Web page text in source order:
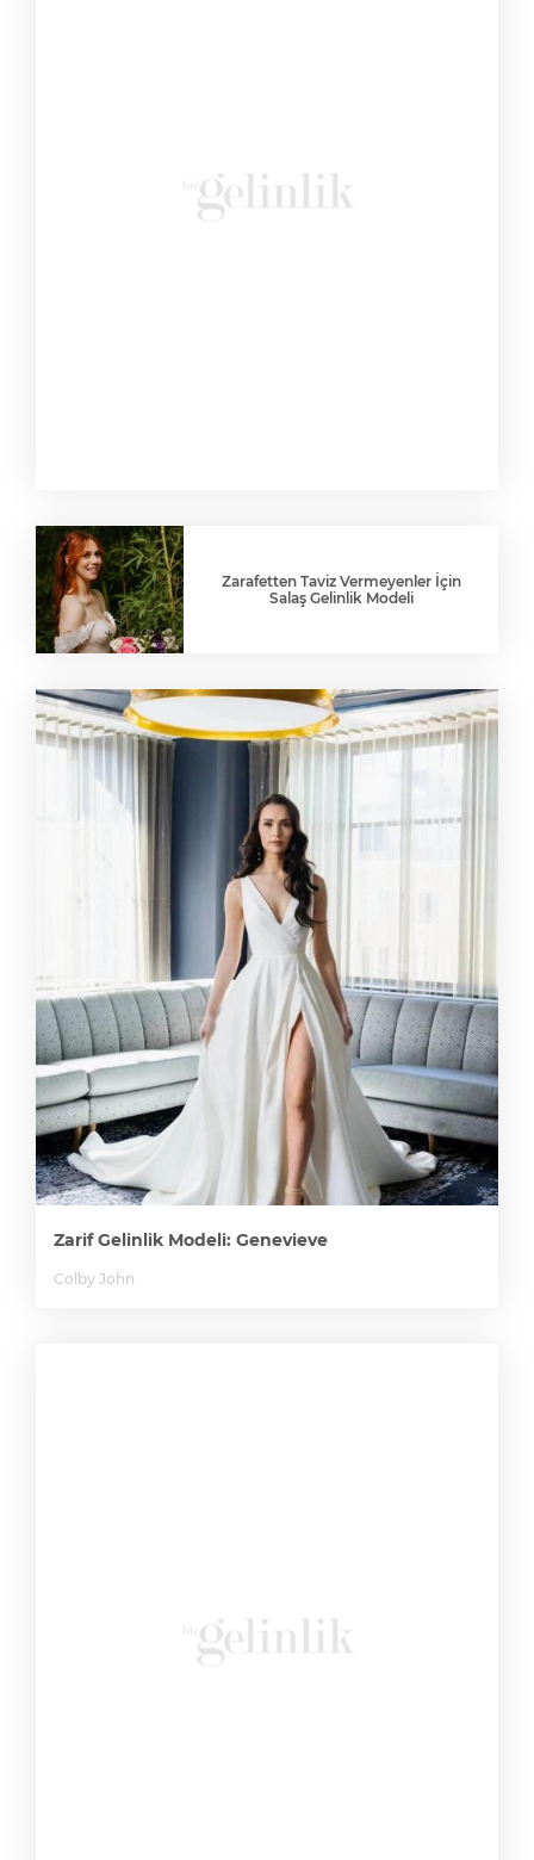
Zarafetten Taviz Vermeyenler İçin
Salaş Gelinlik Modeli
Zarif Gelinlik Modeli: Genevieve
Colby John